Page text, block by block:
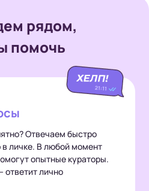
рядом,
помочь
Отвечаем быстро
в личке. В любой момент
опытные кураторы.
ответит лично